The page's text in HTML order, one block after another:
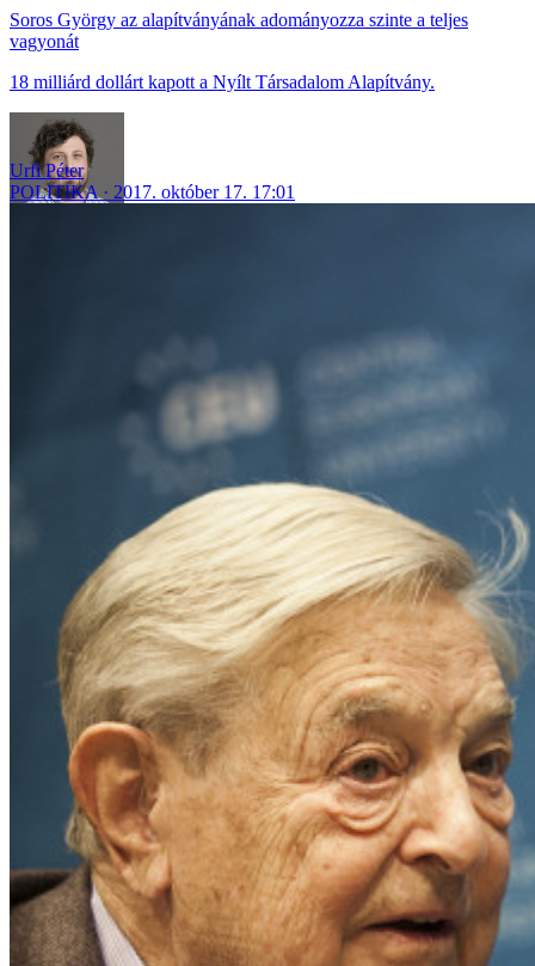
Soros György az alapítványának adományozza szinte a teljes
vagyonát
18 milliárd dollárt kapott a Nyílt Társadalom Alapítvány.
Urfi Péter
POLITIKA
2017. október 17. 17:01